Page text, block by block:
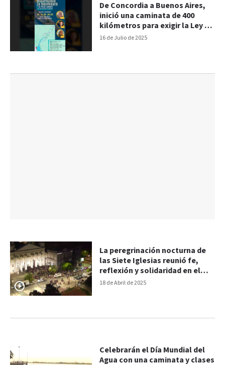
16 de Julio de 2025
De Concordia a Buenos Aires,
inició una caminata de 400
kilómetros para exigir la Ley de
Emergencia en Discapacidad
18 de Abril de 2025
La peregrinación nocturna de
las Siete Iglesias reunió fe,
reflexión y solidaridad en el
Viernes Santo
Celebrarán el Día Mundial del
Agua con una caminata y clases